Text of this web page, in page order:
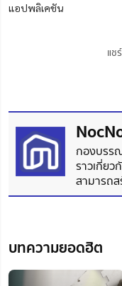
แอปพลิเคชัน
แชร์
กองบรร
ราวเกี่ย
สามารถ
บทความยอดฮิต